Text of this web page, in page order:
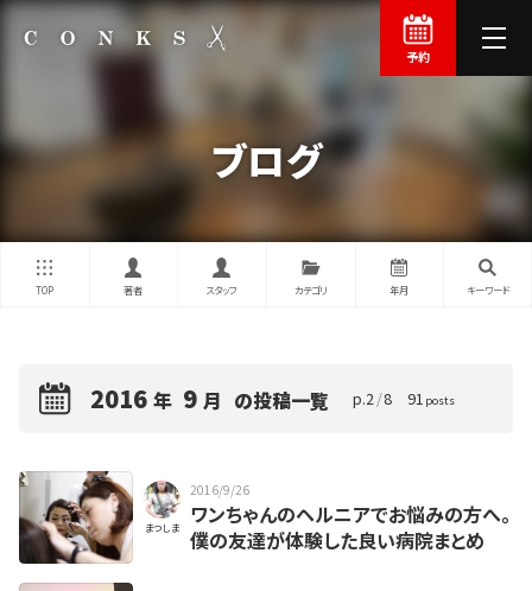
予約
ブログ
TOP 著者 スタッフ カテゴリ 年月 キーワード
2016 年 9 月 の投稿一覧 p.2/8 91 posts
2016/9/26
ワンちゃんのヘルニアでお悩みの方へ。
僕の友達が体験した良い病院まとめ
まつしま